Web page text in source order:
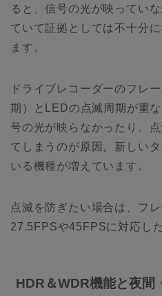
ると、信号の光が映ってい
ていて証拠としては不十分
ます。
ドライブレコーダーのフレ
期）とLEDの点滅周期が重
号の光が映らなかったり、
てしまうのが原因。新しい
いる機種が増えています。
点滅を防ぎたい場合は、フ
27.5FPSや45FPSに対応し
HDR＆WDR機能と夜間